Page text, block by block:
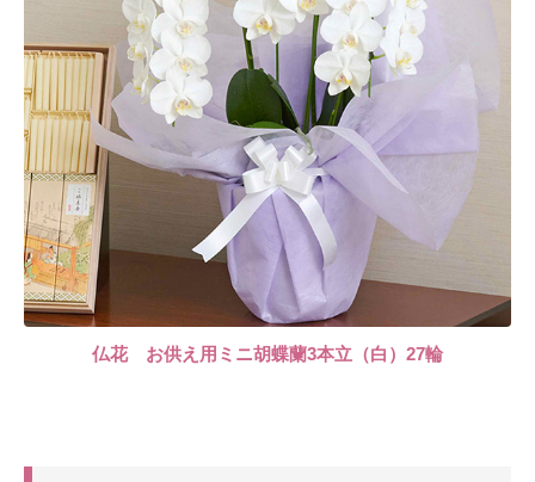
仏花 お供え用ミニ胡蝶蘭3本立（白）27輪